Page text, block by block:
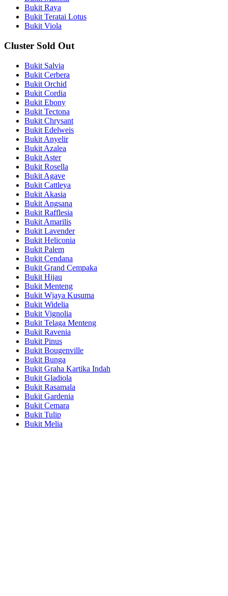
Bukit Raya
Bukit Teratai Lotus
Bukit Viola
Cluster Sold Out
Bukit Salvia
Bukit Cerbera
Bukit Orchid
Bukit Cordia
Bukit Ebony
Bukit Tectona
Bukit Chrysant
Bukit Edelweis
Bukit Anyelir
Bukit Azalea
Bukit Aster
Bukit Rosella
Bukit Agave
Bukit Cattleya
Bukit Akasia
Bukit Angsana
Bukit Rafflesia
Bukit Amarilis
Bukit Lavender
Bukit Heliconia
Bukit Palem
Bukit Cendana
Bukit Grand Cempaka
Bukit Hijau
Bukit Menteng
Bukit Wjaya Kusuma
Bukit Widelia
Bukit Vignolia
Bukit Telaga Menteng
Bukit Ravenia
Bukit Pinus
Bukit Bougenville
Bukit Bunga
Bukit Graha Kartika Indah
Bukit Gladiola
Bukit Rasamala
Bukit Gardenia
Bukit Cemara
Bukit Tulip
Bukit Melia